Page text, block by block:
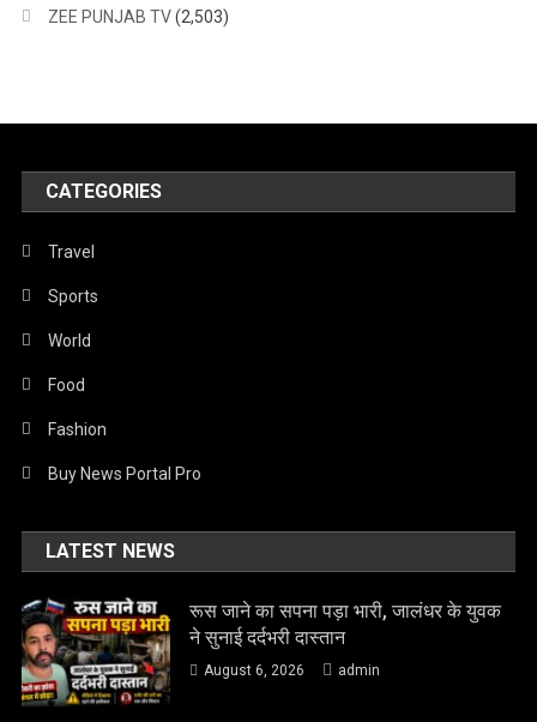
ZEE PUNJAB TV(2,503)
CATEGORIES
Travel
Sports
World
Food
Fashion
Buy News Portal Pro
LATEST NEWS
रूस जाने का सपना पड़ा भारी, जालंधर के युवक
ने सुनाई दर्दभरी दास्तान
August 6, 2026 admin